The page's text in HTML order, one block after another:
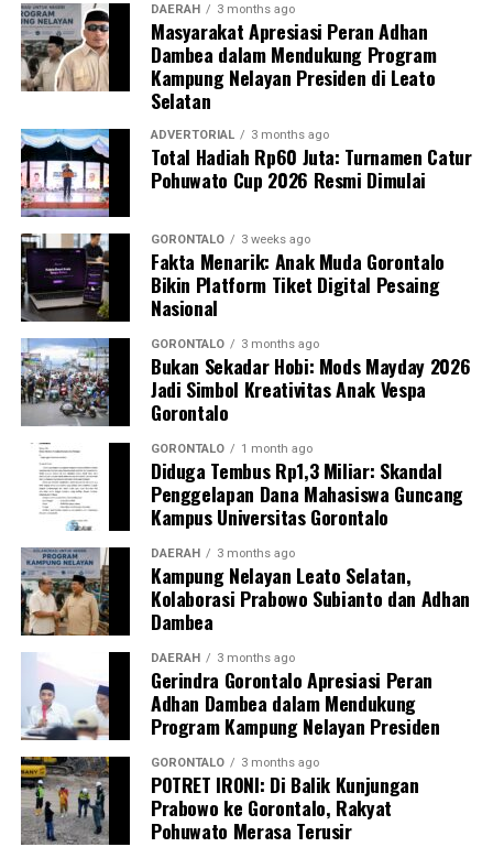
Marwan berharap, shock therapy melalui razia berkala
ini mampu menumbuhkan kesadaran kolektif para
aparatur agar menghormati regulasi jam kerja, serta
tidak meninggalkan kewajiban pelayanan publik demi
kepentingan pribadi.
Terkait mekanisme penindakan, Marwan menjelaskan
bahwa para oknum yang terjaring razia tidak langsung
dijatuhi sanksi disiplin berat. Mereka terlebih dahulu
digiring ke posko untuk menjalani proses administrasi
yustisial, meliputi pembuatan Berita Acara Pemeriksaan
(BAP) lisan serta penandatanganan surat pernyataan
bermeterai untuk tidak mengulangi perbuatan tersebut.
Sebagai langkah lanjutan, draf data klinis identitas para
pegawai yang terjaring akan segera diteruskan secara
resmi ke instansi atau Organisasi Perangkat Daerah
(OPD) asal mereka sebagai bahan evaluasi dan
pembinaan internal oleh kepala dinas.
“Seluruh hasil pendataan orisinal ini akan kami kirimkan
ke instansi masing-masing hari ini juga. Selain itu, draf
laporan ini kami tembuskan langsung kepada Bapak Wali
Kota Gorontalo melalui Sekretaris Daerah sebagai
bentuk pertanggungjawaban konkret hasil razia,”
pungkas Marwan.
Melalui skema pengawasan berlapis dan berkala ini,
Pemerintah Kota Gorontalo memproyeksikan adanya
grafik kenaikan tingkat kedisiplinan aparatur. Dengan
demikian, kualitas pelayanan publik kepada masyarakat
dapat berjalan secara optimal tanpa terganggu oleh
DAERAH 3 months ago
Masyarakat Apresiasi Peran Adhan
Dambea dalam Mendukung Program
Kampung Nelayan Presiden di Leato
Selatan
ADVERTORIAL 3 months ago
Total Hadiah Rp60 Juta: Turnamen Catur
Pohuwato Cup 2026 Resmi Dimulai
GORONTALO 3 weeks ago
Fakta Menarik: Anak Muda Gorontalo
Bikin Platform Tiket Digital Pesaing
Nasional
GORONTALO 3 months ago
Bukan Sekadar Hobi: Mods Mayday 2026
Jadi Simbol Kreativitas Anak Vespa
Gorontalo
GORONTALO 1 month ago
Diduga Tembus Rp1,3 Miliar: Skandal
Penggelapan Dana Mahasiswa Guncang
Kampus Universitas Gorontalo
DAERAH 3 months ago
Kampung Nelayan Leato Selatan,
Kolaborasi Prabowo Subianto dan Adhan
Dambea
DAERAH 3 months ago
Gerindra Gorontalo Apresiasi Peran
Adhan Dambea dalam Mendukung
Program Kampung Nelayan Presiden
GORONTALO 3 months ago
POTRET IRONI: Di Balik Kunjungan
Prabowo ke Gorontalo, Rakyat
Pohuwato Merasa Terusir